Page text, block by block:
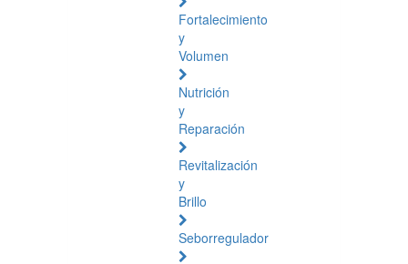
Fortalecimiento
y
Volumen
Nutrición
y
Reparación
Revitalización
y
Brillo
Seborregulador